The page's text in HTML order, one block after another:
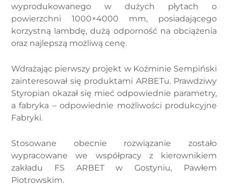
wyprodukowanego w dużych płytach o
powierzchni 1000×4000 mm, posiadającego
korzystną lambdę, dużą odporność na obciążenia
oraz najlepszą możliwą cenę.
Wdrażając pierwszy projekt w Koźminie Sempiński
zainteresował się produktami ARBETu. Prawdziwy
Styropian okazał się mieć odpowiednie parametry,
a fabryka – odpowiednie możliwości produkcyjne
Fabryki.
Stosowane obecnie rozwiązanie zostało
wypracowane we współpracy z kierownikiem
zakładu FS ARBET w Gostyniu, Pawłem
Piotrowskim.